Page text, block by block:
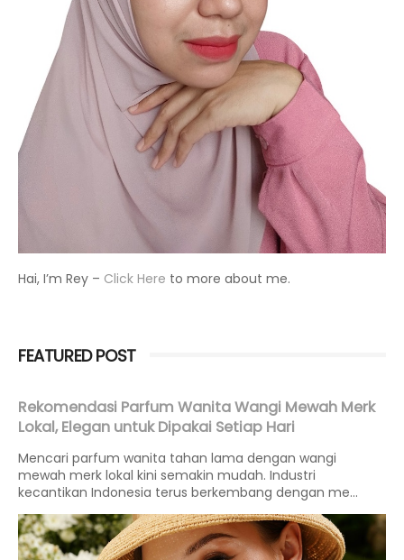
Hai, I’m Rey – Click Here to more about me.
FEATURED POST
Rekomendasi Parfum Wanita Wangi Mewah Merk
Lokal, Elegan untuk Dipakai Setiap Hari
Mencari parfum wanita tahan lama dengan wangi
mewah merk lokal kini semakin mudah. Industri
kecantikan Indonesia terus berkembang dengan me...